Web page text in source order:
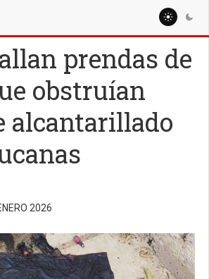
prendas de
obstruían
alcantarillado
2026